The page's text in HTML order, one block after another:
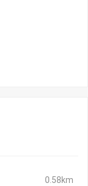
0.58km